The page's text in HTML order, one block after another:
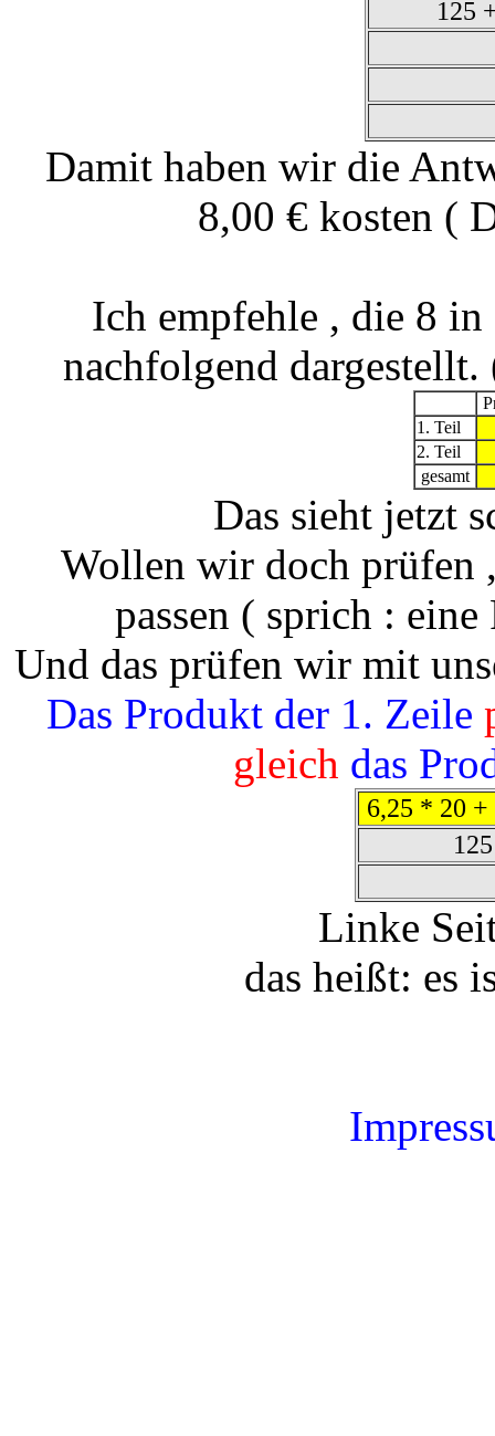
125
Damit haben wir die
8,00 € kosten (
Ich empfehle , die 8
nachfolgend
1. Teil
2. Teil
gesamt
Das sieht jetzt
Wollen wir doch prüfen
passen ( sprich :
Und das prüfen wir mit
Das Produkt der 1. Zeile
gleich das
6,25 * 20
Linke
das heißt: es